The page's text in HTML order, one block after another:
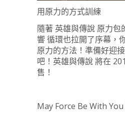
用原力的方式訓練
隨著 英雄與傳說 原力包
響 循環也拉開了序幕，
原力的方法！準備好迎
吧！英雄與傳說 將在
售！
May Force Be With You